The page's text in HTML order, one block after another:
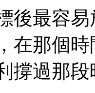
後最容
在那個
撐過那